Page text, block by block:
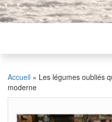
Accueil » Les légumes oubliés
moderne